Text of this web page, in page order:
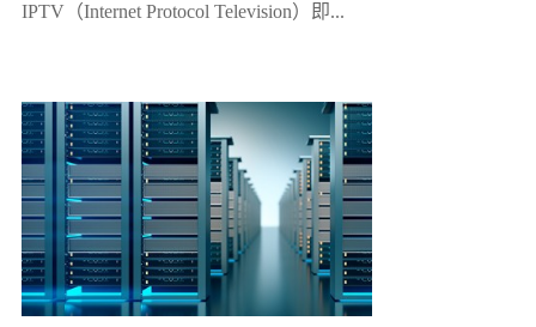
IPTV（Internet Protocol Television）即...